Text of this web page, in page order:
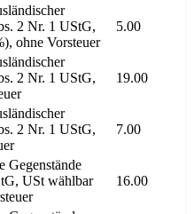
2 Nr. 1 UStG,
ohne Vorsteuer
5.00
2 Nr. 1 UStG,
19.00
2 Nr. 1 UStG,
7.00
Gegenstände
USt wählbar
16.00